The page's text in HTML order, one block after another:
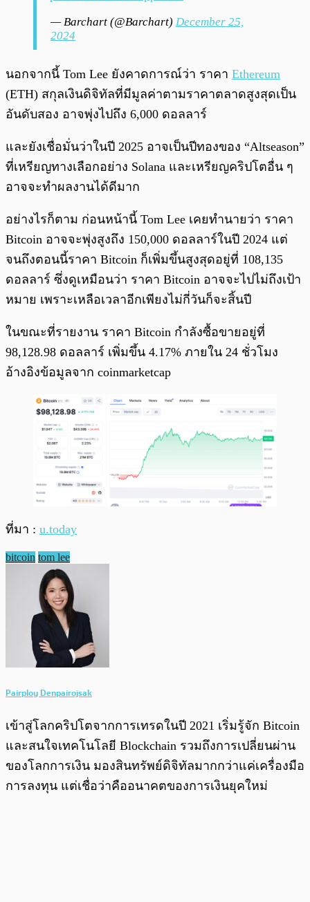
— Barchart (@Barchart) December 25,
2024
นอกจากนี้ Tom Lee ยังคาดการณ์ว่า ราคา Ethereum
(ETH) สกุลเงินดิจิทัลที่มีมูลค่าตามราคาตลาดสูงสุดเป็น
อันดับสอง อาจพุ่งไปถึง 6,000 ดอลลาร์
และยังเชื่อมั่นว่าในปี 2025 อาจเป็นปีทองของ “Altseason”
ที่เหรียญทางเลือกอย่าง Solana และเหรียญคริปโตอื่น ๆ
อาจจะทำผลงานได้ดีมาก
อย่างไรก็ตาม ก่อนหน้านี้ Tom Lee เคยทำนายว่า ราคา
Bitcoin อาจจะพุ่งสูงถึง 150,000 ดอลลาร์ในปี 2024 แต่
จนถึงตอนนี้ราคา Bitcoin ก็เพิ่มขึ้นสูงสุดอยู่ที่ 108,135
ดอลลาร์ ซึ่งดูเหมือนว่า ราคา Bitcoin อาจจะไปไม่ถึงเป้า
หมาย เพราะเหลือเวลาอีกเพียงไม่กี่วันก็จะสิ้นปี
ในขณะที่รายงาน ราคา Bitcoin กำลังซื้อขายอยู่ที่
98,128.98 ดอลลาร์ เพิ่มขึ้น 4.17% ภายใน 24 ชั่วโมง
อ้างอิงข้อมูลจาก coinmarketcap
ที่มา : u.today
bitcoin tom lee
Pairploy Denpairojsak
เข้าสู่โลกคริปโตจากการเทรดในปี 2021 เริ่มรู้จัก Bitcoin
และสนใจเทคโนโลยี Blockchain รวมถึงการเปลี่ยนผ่าน
ของโลกการเงิน มองสินทรัพย์ดิจิทัลมากกว่าแค่เครื่องมือ
การลงทุน แต่เชื่อว่าคืออนาคตของการเงินยุคใหม่